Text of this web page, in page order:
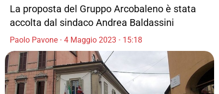
La proposta del Gruppo Arcobaleno è stata
accolta dal sindaco Andrea Baldassini
Paolo Pavone 4 Maggio 2023 15:18